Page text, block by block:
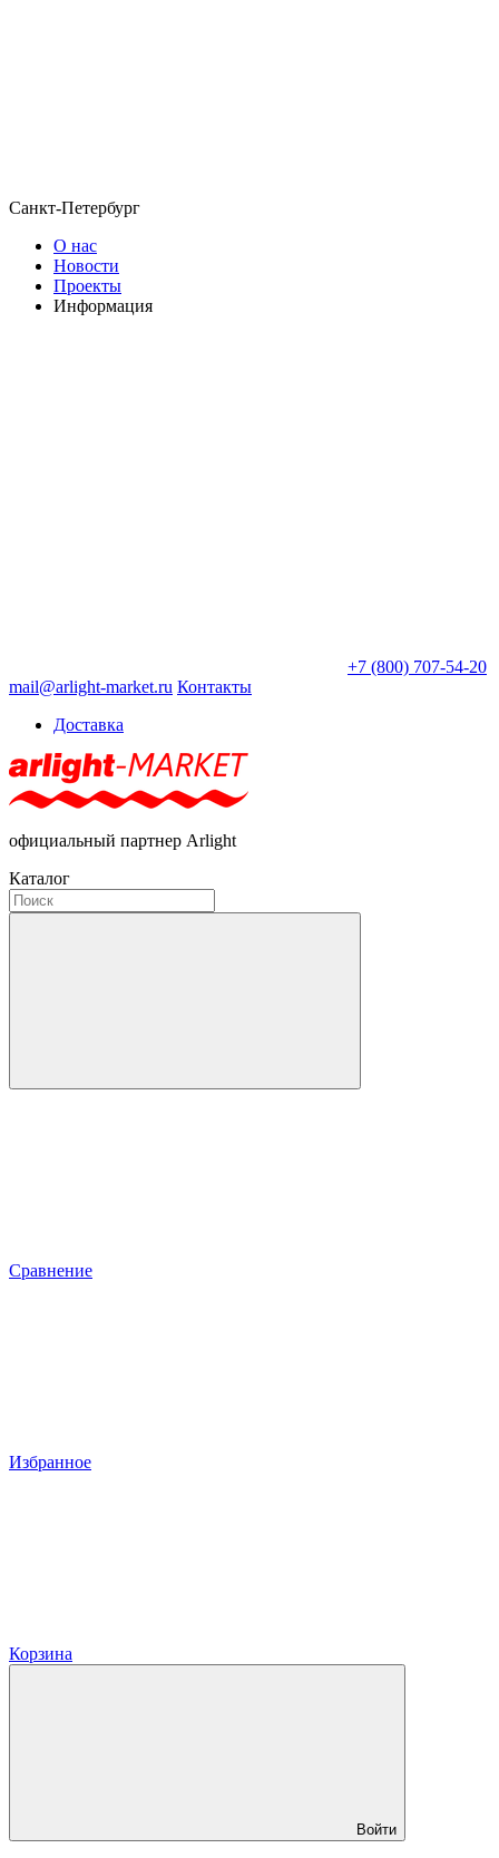
Санкт-Петербург
О нас
Новости
Проекты
Информация
+7 (800) 707-54-20
mail@arlight-market.ru Контакты
Доставка
официальный партнер Arlight
Каталог
Сравнение
Избранное
Корзина
Войти